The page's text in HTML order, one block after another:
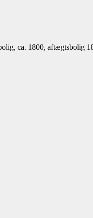
ca. 1800, aftægtsbolig